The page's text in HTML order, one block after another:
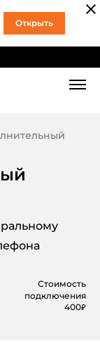
Открыть
Стоимость
подключения
400₽